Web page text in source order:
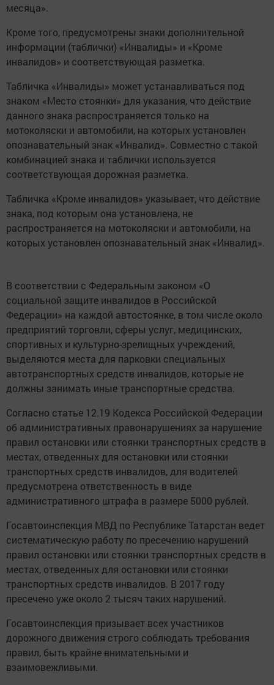
месяца».
Кроме того, предусмотрены знаки дополнительной
информации (таблички) «Инвалиды» и «Кроме
инвалидов» и соответствующая разметка.
Табличка «Инвалиды» может устанавливаться под
знаком «Место стоянки» для указания, что действие
данного знака распространяется только на
мотоколяски и автомобили, на которых установлен
опознавательный знак «Инвалид». Совместно с такой
комбинацией знака и таблички используется
соответствующая дорожная разметка.
Табличка «Кроме инвалидов» указывает, что действие
знака, под которым она установлена, не
распространяется на мотоколяски и автомобили, на
которых установлен опознавательный знак «Инвалид».
В соответствии с Федеральным законом «О
социальной защите инвалидов в Российской
Федерации» на каждой автостоянке, в том числе около
предприятий торговли, сферы услуг, медицинских,
спортивных и культурно-зрелищных учреждений,
выделяются места для парковки специальных
автотранспортных средств инвалидов, которые не
должны занимать иные транспортные средства.
Согласно статье 12.19 Кодекса Российской Федерации
об административных правонарушениях за нарушение
правил остановки или стоянки транспортных средств в
местах, отведенных для остановки или стоянки
транспортных средств инвалидов, для водителей
предусмотрена ответственность в виде
административного штрафа в размере 5000 рублей.
Госавтоинспекция МВД по Республике Татарстан ведет
систематическую работу по пресечению нарушений
правил остановки или стоянки транспортных средств в
местах, отведенных для остановки или стоянки
транспортных средств инвалидов. В 2017 году
пресечено уже около 2 тысяч таких нарушений.
Госавтоинспекция призывает всех участников
дорожного движения строго соблюдать требования
правил, быть крайне внимательными и
взаимовежливыми.